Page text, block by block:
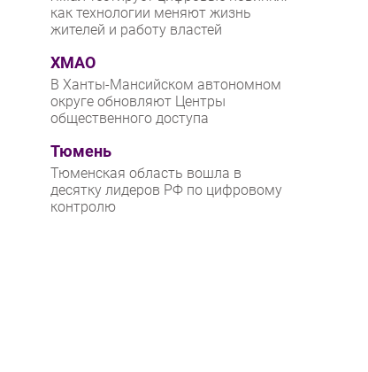
как технологии меняют жизнь
жителей и работу властей
ХМАО
В Ханты-Мансийском автономном
округе обновляют Центры
общественного доступа
Тюмень
Тюменская область вошла в
десятку лидеров РФ по цифровому
контролю